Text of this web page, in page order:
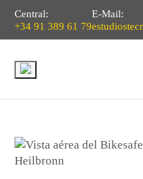
Central:
+34 91 389 61 79
E-Mail: